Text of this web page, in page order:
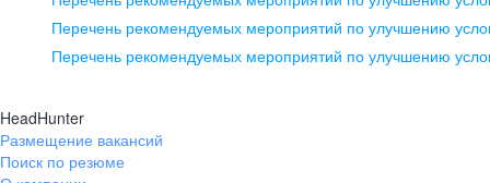
pr@ural.hh.ru
помещение 21
+7 383 207-94-64
Перечень рекомендуемых мероприятий по улучшению
Перечень рекомендуемых мероприятий по улучшению
HeadHunter
Размещение вакансий
Поиск по резюме